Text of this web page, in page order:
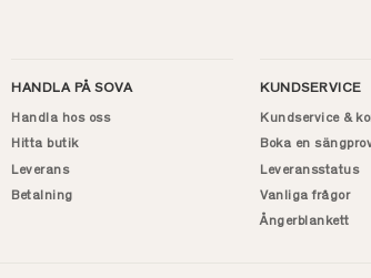
HANDLA PÅ SOVA
Handla hos oss
Hitta butik
Leverans
Betalning
KUNDSERVICE
Kundservice &
Boka en
Leveransstatus
Vanliga frågor
Ångerblankett